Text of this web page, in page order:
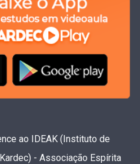
ao IDEAK (Instituto de
- Associação Espírita